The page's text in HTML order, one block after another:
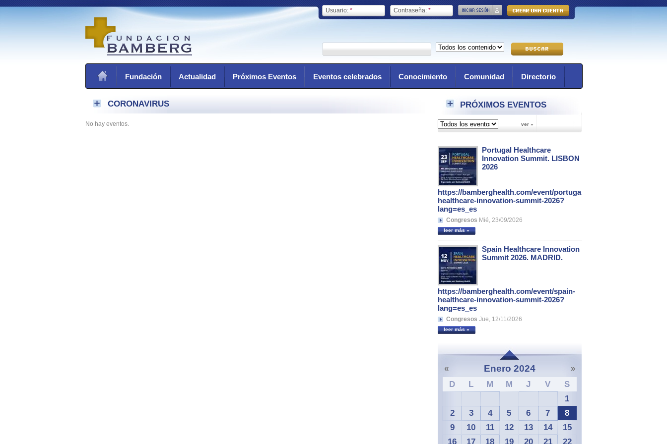
Usuario: * Contraseña: *
Fundación Actualidad Próximos Eventos Eventos celebrados Conocimiento Comunidad Directorio
PRÓXIMOS EVENTOS
Portugal Healthcare
Innovation Summit. LISBON
2026
https://bamberghealth.com/event/portugal-
healthcare-innovation-summit-2026?
lang=es_es
Congresos Mié, 23/09/2026
leer más »
Spain Healthcare Innovation
Summit 2026. MADRID.
https://bamberghealth.com/event/spain-
healthcare-innovation-summit-2026?
lang=es_es
Congresos Jue, 12/11/2026
leer más »
« Enero 2024
»
D
L M M J V
S
1
2
3 4 5 6 7
8
9
10 11 12 13 14
15
16
17 18 19 20 21 22
CORONAVIRUS
No hay eventos.